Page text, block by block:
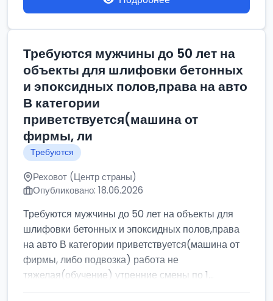
Требуются мужчины до 50 лет на
объекты для шлифовки бетонных
и эпоксидных полов,права на авто
В категории
приветствуется(машина от
фирмы, ли
Требуются
Реховот (Центр страны)
Опубликовано: 18.06.2026
Требуются мужчины до 50 лет на объекты для
шлифовки бетонных и эпоксидных полов,права
на авто В категории приветствуется(машина от
фирмы, либо подвозка) работа не
тяжелая(обучение) утренние смены по 1...